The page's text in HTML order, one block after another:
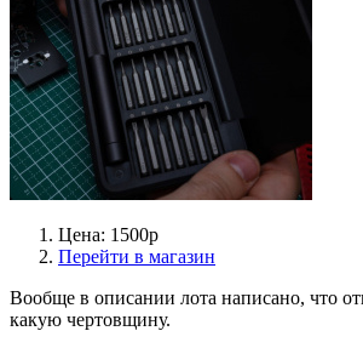
Цена: 1500р
Перейти в магазин
Вообще в описании лота написано, что
какую чертовщину.